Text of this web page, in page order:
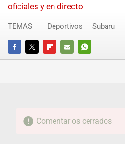
oficiales y en directo
FACEBOOKTWITTERFLIPBOARD
E-
WHATSAPP
TEMAS Deportivos Subaru
Comentarios cerrados